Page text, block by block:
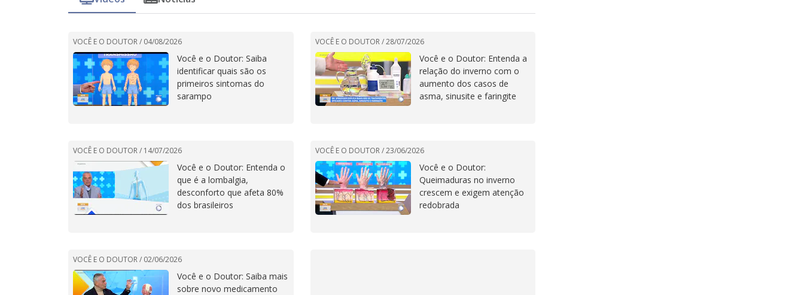
VOCÊ E O DOUTOR / 04/08/2026
Você e o Doutor: Saiba
identificar quais são os
primeiros sintomas do
sarampo
VOCÊ E O DOUTOR /28/07/2026
Você e o Doutor: Entenda a
relação do inverno com o
aumento dos casos de
asma, sinusite e faringite
VOCÊ E O DOUTOR / 14/07/2026
Você e o Doutor: Entenda o
que é a lombalgia,
desconforto que afeta 80%
dos brasileiros
VOCÊ E O DOUTOR /23/06/2026
Você e o Doutor:
Queimaduras no inverno
crescem e exigem atenção
redobrada
VOCÊ E O DOUTOR / 02/06/2026
Você e o Doutor: Saiba mais
sobre novo medicamento